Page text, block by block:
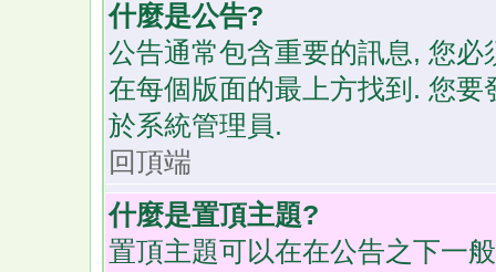
什麼是公告?
公告通常包含重要的訊息, 您
在每個版面的最上方找到. 您
於系統管理員.
回頂端
什麼是置頂主題?
置頂主題可以在在公告之下一